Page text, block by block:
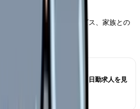
アマネジャー、デイサービス、家族との
なしにすると給料は下がる？日勤求人を見
ェック